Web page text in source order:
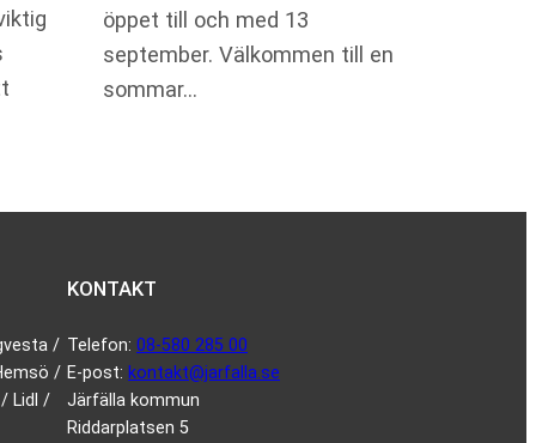
öppet till och med 13
september. Välkommen till en
sommar…
/
/
Lidl /
KONTAKT
Telefon: 08-580 285 00
E-post: kontakt@jarfalla.se
Järfälla kommun
Riddarplatsen 5